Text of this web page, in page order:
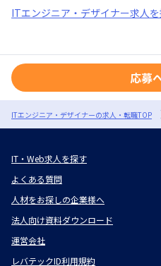
ITエンジニア・デザイナー求人
応募
ITエンジニア・デザイナーの求人・転職TOP
IT・Web求人を探す
よくある質問
人材をお探しの企業様へ
法人向け資料ダウンロード
運営会社
レバテックID利用規約